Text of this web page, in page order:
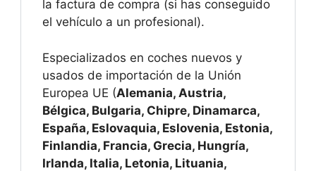
la factura de compra (si has conseguido
el vehículo a un profesional).
Especializados en coches nuevos y
usados de importación de la Unión
Europea UE (Alemania, Austria,
Bélgica, Bulgaria, Chipre, Dinamarca,
España, Eslovaquia, Eslovenia, Estonia,
Finlandia, Francia, Grecia, Hungría,
Irlanda, Italia, Letonia, Lituania,